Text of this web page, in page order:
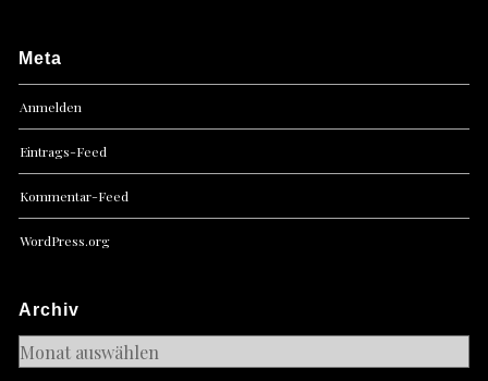
Meta
Anmelden
Eintrags-Feed
Kommentar-Feed
WordPress.org
Archiv
Archiv